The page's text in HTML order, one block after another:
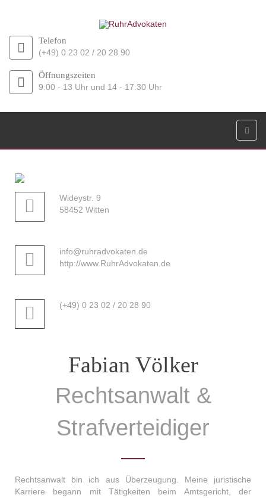
Telefon
(+49) 0 23 02 / 20 28 90
Öffnungszeiten
9:00 - 13 Uhr und 14 - 17:30 Uhr
Wideystr. 9
58452 Witten
info@ruhradvokaten.de
http://www.RuhrAdvokaten.de
(+49) 0 23 02 / 20 28 90
Fabian Völker
Rechtsanwalt &
Strafverteidiger
Rechtsanwalt bin ich aus Überzeugung. Meine juristische
Karriere begann mit Tätigkeiten beim Amtsgericht, der